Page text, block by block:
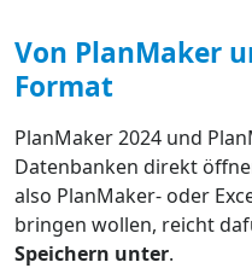
Von PlanMaker
Format
PlanMaker 2024 und
Datenbanken direkt
also PlanMaker- oder
bringen wollen, reicht
Speichern unter.